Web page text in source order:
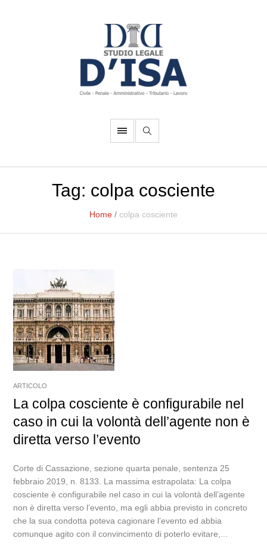
Tag: colpa cosciente
Home / colpa cosciente
ARTICOLO
La colpa cosciente è configurabile nel
caso in cui la volontà dell’agente non è
diretta verso l’evento
Corte di Cassazione, sezione quarta penale, sentenza 25
febbraio 2019, n. 8133. La massima estrapolata: La colpa
cosciente è configurabile nel caso in cui la volontà dell’agente
non è diretta verso l’evento, ma egli abbia previsto in concreto
che la sua condotta poteva cagionare l’evento ed abbia
comunque agito con il convincimento di poterlo evitare,...